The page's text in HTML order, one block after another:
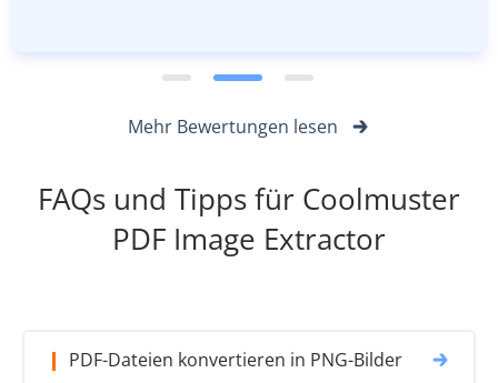
Mehr Bewertungen lesen
FAQs und Tipps für Coolmuster
PDF Image Extractor
PDF-Dateien konvertieren in PNG-Bilder